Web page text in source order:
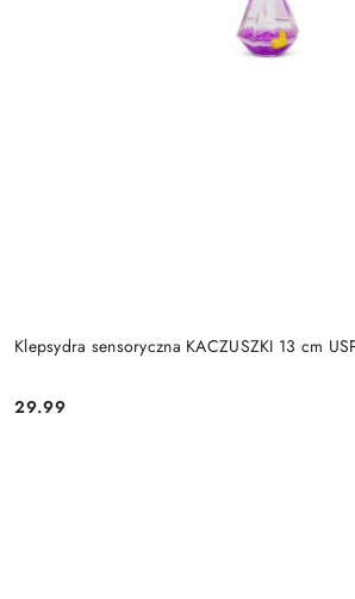
Klepsydra sensoryczna KACZUSZKI 13 cm
Cena:
29.99